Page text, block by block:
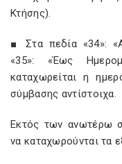
Κτήσης).
■ Στα πεδία «34»:
«35»: «Έως
καταχωρείται η
σύμβασης αντίστοιχα.
Εκτός των ανωτέρω
να καταχωρούνται τα